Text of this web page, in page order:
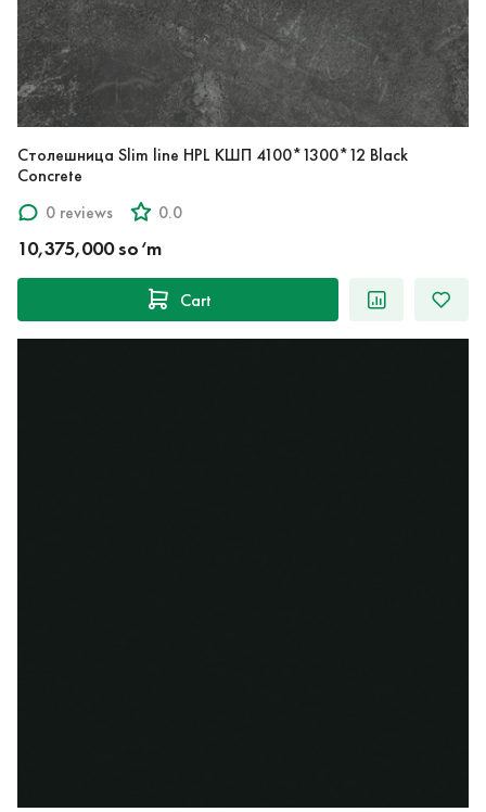
Столешница Slim line HPL КШП 4100*1300*12 Black
Concrete
0 reviews
0.0
10,375,000 so‘m
Cart